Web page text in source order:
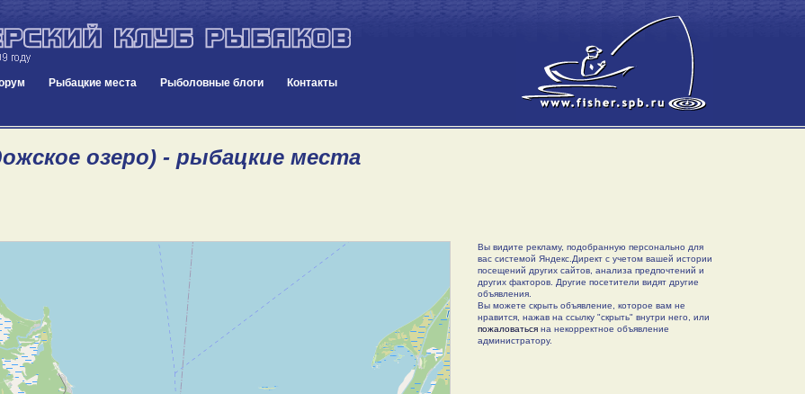
Рыбацкие места Рыболовные блоги Контакты
озеро) - рыбацкие места
Вы видите рекламу, подобранную персонально для
вас системой Яндекс.Директ с учетом вашей истории
посещений других сайтов, анализа предпочтений и
других факторов. Другие посетители видят другие
объявления.
Вы можете скрыть объявление, которое вам не
нравится, нажав на ссылку "скрыть" внутри него, или
пожаловатьсяна некорректное объявление
администратору.